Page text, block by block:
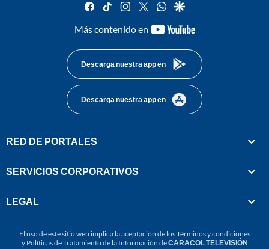
facebook
tiktok instagram
twitterwhatsapp
google
Más contenido en
youtube-
Descarga nuestra app en
Descarga nuestra app en
RED DE PORTALES
SERVICIOS CORPORATIVOS
LEGAL
El uso de este sitio web implica la aceptación de losTérminos y condiciones
y Políticas de Tratamiento de la Información deCARACOL TELEVISIÓN